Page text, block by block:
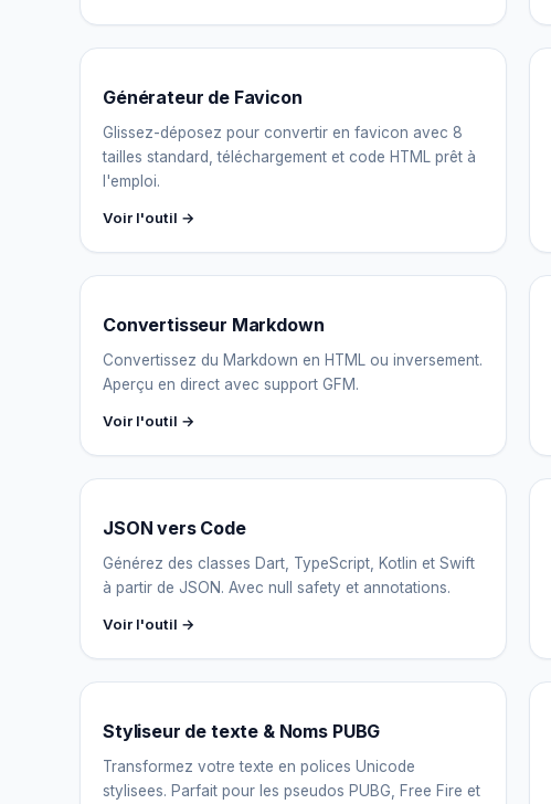
Générateur de Favicon
Glissez-déposez pour convertir en favicon avec 8
tailles standard, téléchargement et code HTML prêt à
l'emploi.
Voir l'outil →
Convertisseur Markdown
Convertissez du Markdown en HTML ou inversement.
Aperçu en direct avec support GFM.
Voir l'outil →
JSON vers Code
Générez des classes Dart, TypeScript, Kotlin et Swift
à partir de JSON. Avec null safety et annotations.
Voir l'outil →
Styliseur de texte & Noms PUBG
Transformez votre texte en polices Unicode
stylisees. Parfait pour les pseudos PUBG, Free Fire et